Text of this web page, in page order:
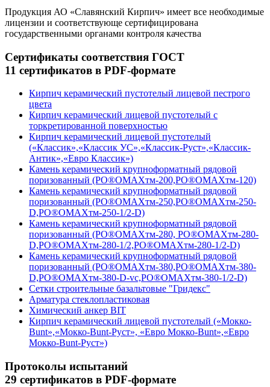
Продукция АО «Славянский Кирпич» имеет все необходимые
лицензии и соответствующе сертифицирована
государственными органами контроля качества
Сертификаты соответствия ГОСТ
11 сертификатов в PDF-формате
Кирпич керамический пустотелый лицевой пестрого
цвета
Кирпич керамический лицевой пустотелый с
торкретированной поверхностью
Кирпич керамический лицевой пустотелый
(«Классик»,«Классик УС»,«Классик-Руст»,«Классик-
Антик»,«Евро Классик»)
Камень керамический крупноформатный рядовой
поризованный (PO®OMAXтм-200,PO®OMAXтм-120)
Камень керамический крупноформатный рядовой
поризованный (PO®OMAXтм-250,PO®OMAXтм-250-
D,PO®OMAXтм-250-1/2-D)
Камень керамический крупноформатный рядовой
поризованный (PO®OMAXтм-280, PO®OMAXтм-280-
D,PO®OMAXтм-280-1/2,PO®OMAXтм-280-1/2-D)
Камень керамический крупноформатный рядовой
поризованный (PO®OMAXтм-380,PO®OMAXтм-380-
D,PO®OMAXтм-380-D-vc,PO®OMAXтм-380-1/2-D)
Сетки строительные базальтовые "Гридекс"
Арматура стеклопластиковая
Химический анкер BIT
Кирпич керамический лицевой пустотелый («Мокко-
Bunt»,«Мокко-Bunt-Руст», «Евро Мокко-Bunt»,«Евро
Мокко-Bunt-Руст»)
Протоколы испытаний
29 сертификатов в PDF-формате